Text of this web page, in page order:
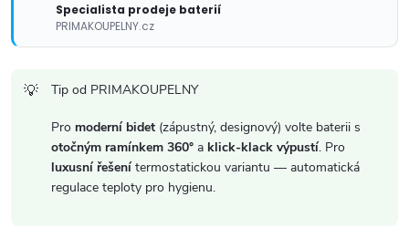
p
s
Specialista prodeje baterií
PRIMAKOUPELNY.cz
Tip od PRIMAKOUPELNY
Pro moderní bidet (zápustný, designový) volte baterii s
otočným ramínkem 360° a klick-klack výpustí. Pro
luxusní řešení termostatickou variantu — automatická
regulace teploty pro hygienu.